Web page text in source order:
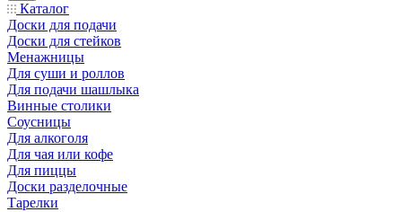
Каталог
Доски для подачи
Доски для стейков
Менажницы
Для суши и роллов
Для подачи шашлыка
Винные столики
Соусницы
Для алкоголя
Для чая или кофе
Для пиццы
Доски разделочные
Тарелки